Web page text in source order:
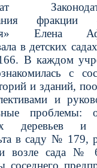
фракции
Елена
в детских
В каждом
с
и зданий,
и
проблемы:
деревьев и
в саду № 179,
возле сада №
соседнего